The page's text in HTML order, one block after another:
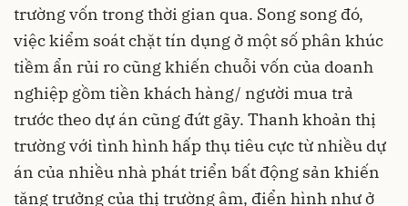
trường vốn trong thời gian qua. Song song đó,
việckiểm soát chặt tín dụngở một số phân khúc
tiềm ẩn rủi ro cũng khiến chuỗi vốn của doanh
nghiệp gồm tiền khách hàng/ người mua trả
trước theo dự án cũng đứt gãy. Thanh khoản thị
trường với tình hình hấp thụ tiêu cực từ nhiều dự
án của nhiều nhà phát triển bất động sản khiến
tăng trưởng của thị trường âm, điển hình như ở